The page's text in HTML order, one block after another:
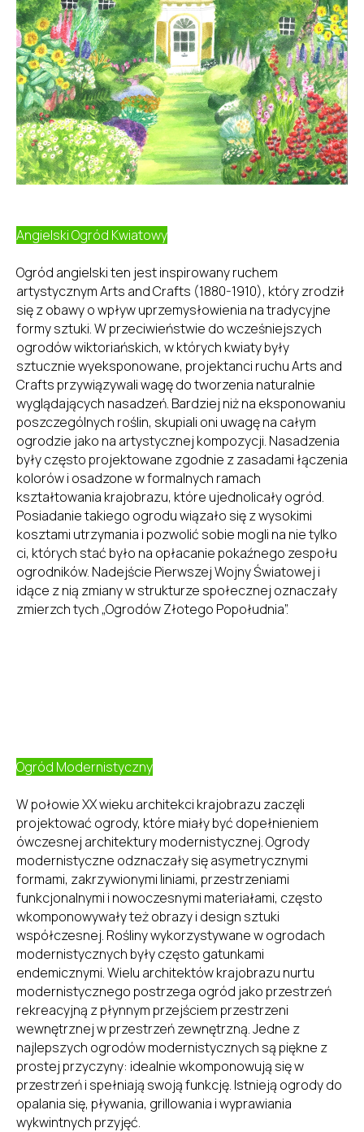
Angielski Ogród Kwiatowy
Ogród angielski ten jest inspirowany ruchem
artystycznym Arts and Crafts (1880-1910), który zrodził
się z obawy o wpływ uprzemysłowienia na tradycyjne
formy sztuki. W przeciwieństwie do wcześniejszych
ogrodów wiktoriańskich, w których kwiaty były
sztucznie wyeksponowane, projektanci ruchu Arts and
Crafts przywiązywali wagę do tworzenia naturalnie
wyglądających nasadzeń. Bardziej niż na eksponowaniu
poszczególnych roślin, skupiali oni uwagę na całym
ogrodzie jako na artystycznej kompozycji. Nasadzenia
były często projektowane zgodnie z zasadami łączenia
kolorów i osadzone w formalnych ramach
kształtowania krajobrazu, które ujednolicały ogród.
Posiadanie takiego ogrodu wiązało się z wysokimi
kosztami utrzymania i pozwolić sobie mogli na nie tylko
ci, których stać było na opłacanie pokaźnego zespołu
ogrodników. Nadejście Pierwszej Wojny Światowej i
idące z nią zmiany w strukturze społecznej oznaczały
zmierzch tych „Ogrodów Złotego Popołudnia”.
Ogród Modernistyczny
W połowie XX wieku architekci krajobrazu zaczęli
projektować ogrody, które miały być dopełnieniem
ówczesnej architektury modernistycznej. Ogrody
modernistyczne odznaczały się asymetrycznymi
formami, zakrzywionymi liniami, przestrzeniami
funkcjonalnymi i nowoczesnymi materiałami, często
wkomponowywały też obrazy i design sztuki
współczesnej. Rośliny wykorzystywane w ogrodach
modernistycznych były często gatunkami
endemicznymi. Wielu architektów krajobrazu nurtu
modernistycznego postrzega ogród jako przestrzeń
rekreacyjną z płynnym przejściem przestrzeni
wewnętrznej w przestrzeń zewnętrzną. Jedne z
najlepszych ogrodów modernistycznych są piękne z
prostej przyczyny: idealnie wkomponowują się w
przestrzeń i spełniają swoją funkcję. Istnieją ogrody do
opalania się, pływania, grillowania i wyprawiania
wykwintnych przyjęć.